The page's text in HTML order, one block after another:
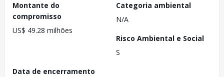
Montante do
compromisso
US$ 49.28 milhões
Categoria ambiental
N/A
Risco Ambiental e Social
S
Data de encerramento